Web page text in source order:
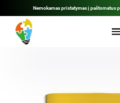
Nemokamas pristatymas į paštomatus